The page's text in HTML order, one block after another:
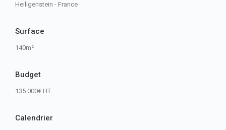
Heiligenstein - France
Surface
140m²
Budget
135 000€ HT
Calendrier